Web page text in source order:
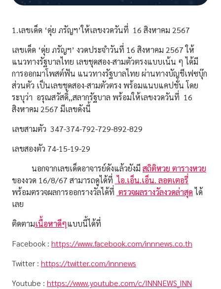
1.เลขเด็ด ‘ดุ่ย ภรัญฯ’ให้เลขงวดวันที่ 16 สิงหาคม 2567
เลขเด็ด ‘ดุ่ย ภรัญฯ’ งวดประจำวันที่ 16 สิงหาคม 2567 ให้
แนวทางรัฐบาลไทย เลขชุดสอง-สามตัวตรงแบบเน้น ๆ ได้มี
การออกมาโพสต์ฟัน แนวทางรัฐบาลไทย ผ่านทางบัญชีเฟซบุ๊ก
ส่วนตัว เป็นเลขชุดสอง-สามตัวตรง พร้อมแนบแคปชั่น โดย
ระบุว่า อรุณสวัสดิ์,,สลากรัฐบาล พร้อมให้เลขงวดวันที่ 16
สิงหาคม 2567 มีเลขดังนี้
เลขสามตัว 347-374-792-729-892-829
เลขสองตัว 74-15-19-29
นอกจากเลขเด็ดอาจารย์ดังแล้วยังมี สถิติหวย ตารางหวย
ของงวด 16/8/67 สามารถดูได้ที่ ไอ.เอ็น.เอ็น. ลอตเตอรี่
พร้อมตรวจผลการออกรางวัลได้ที่ ตรวจผลรางวัลงวดล่าสุดได้
เลย
ติดตามเนื้อหาดีๆแบบนี้ได้ที่
Facebook : https://www.facebook.com/innnews.co.th
Twitter : https://twitter.com/innnews
Youtube : https://www.youtube.com/c/INNNEWS_INN